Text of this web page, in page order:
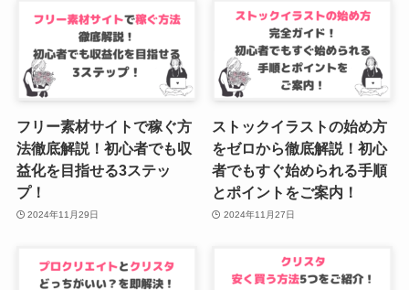
フリー素材サイトで稼ぐ方
法徹底解説！初心者でも収
益化を目指せる3ステッ
プ！
2024年11月29日
ストックイラストの始め方
をゼロから徹底解説！初心
者でもすぐ始められる手順
とポイントをご案内！
2024年11月27日